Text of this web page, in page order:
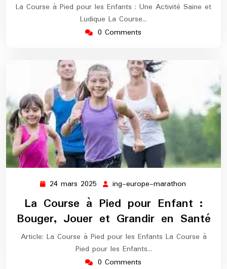
La Course à Pied pour les Enfants : Une Activité Saine et
Ludique La Course…
0 Comments
24 mars 2025 24
mars
2025
ing-europe-marathon
europe-
marathon
La Course à Pied pour Enfant :
Bouger, Jouer et Grandir en Santé
Article: La Course à Pied pour les Enfants La Course à
Pied pour les Enfants…
0 Comments